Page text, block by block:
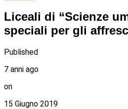
Liceali di “Scienze
speciali per gli
Published
7 anni ago
on
15 Giugno 2019